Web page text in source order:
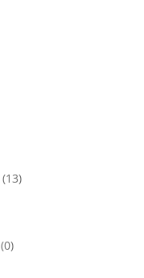
(13)
(0)